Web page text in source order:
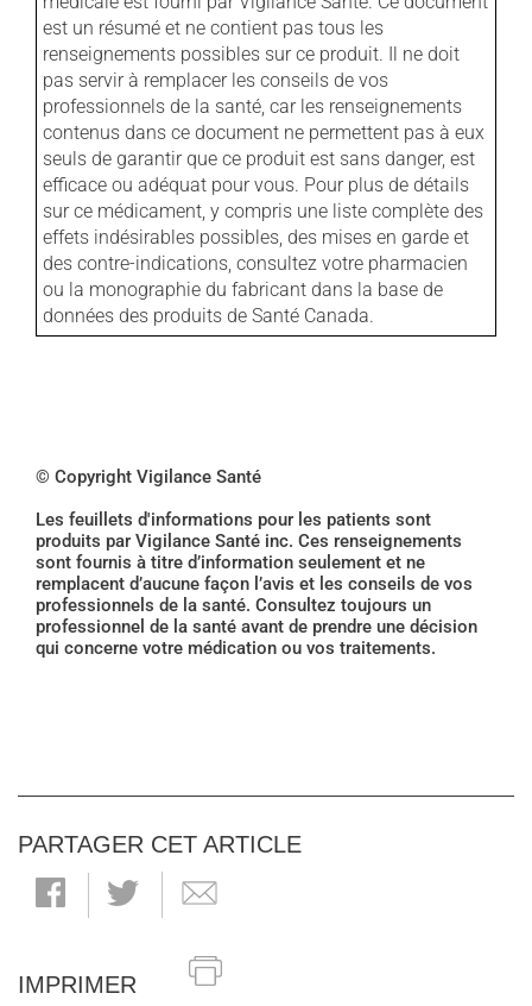
est un résumé et ne contient pas tous les
renseignements possibles sur ce produit. Il ne doit
pas servir à remplacer les conseils de vos
professionnels de la santé, car les renseignements
contenus dans ce document ne permettent pas à eux
seuls de garantir que ce produit est sans danger, est
efficace ou adéquat pour vous. Pour plus de détails
sur ce médicament, y compris une liste complète des
effets indésirables possibles, des mises en garde et
des contre-indications, consultez votre pharmacien
ou la monographie du fabricant dans la base de
données des produits de Santé Canada.
© Copyright Vigilance Santé
Les feuillets d'informations pour les patients sont
produits par Vigilance Santé inc. Ces renseignements
sont fournis à titre d’information seulement et ne
remplacent d’aucune façon l’avis et les conseils de vos
professionnels de la santé. Consultez toujours un
professionnel de la santé avant de prendre une décision
qui concerne votre médication ou vos traitements.
PARTAGER CET ARTICLE
IMPRIMER